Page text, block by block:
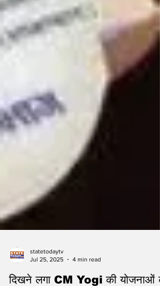
Jul 25, 2025
4 min read